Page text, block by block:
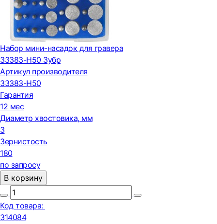
Набор мини-насадок для гравера
33383-H50 Зубр
Артикул производителя
33383-H50
Гарантия
12 мес
Диаметр хвостовика, мм
3
Зернистость
180
по запросу
В корзину
Код товара:
314084